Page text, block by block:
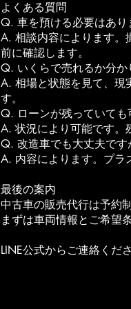
よくある質問
Q. 車を預ける必要はあり
A. 相談内容によります。
前に確認します。
Q. いくらで売れるか分か
A. 相場と状態を見て、現
す。
Q. ローンが残っていても
A. 状況により可能です。
Q. 改造車でも大丈夫です
A. 内容によります。プラ
最後の案内
中古車の販売代行は予約制
まずは車両情報とご希望
LINE公式からご連絡くださ